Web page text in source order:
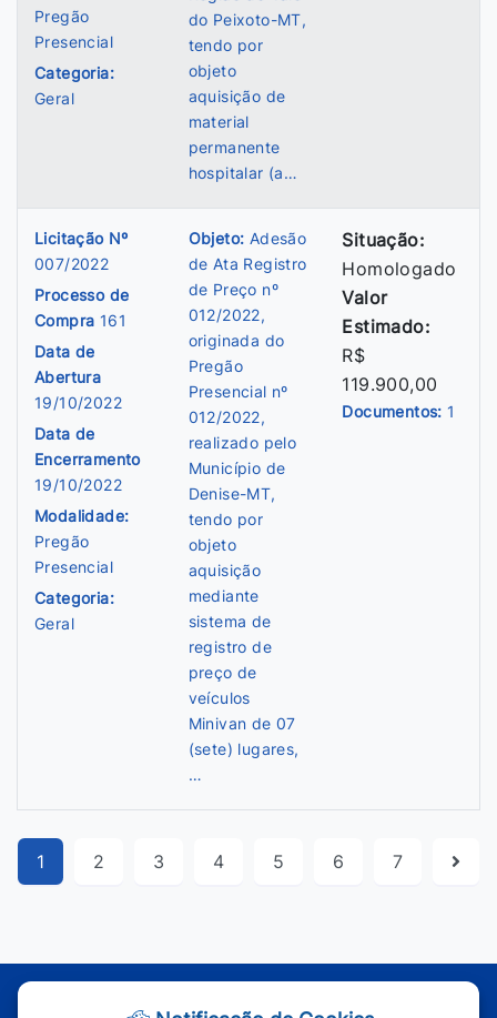
Pregão
Presencial
Categoria:
Geral
do Peixoto-MT,
tendo por
objeto
aquisição de
material
permanente
hospitalar (a…
Licitação Nº
007/2022
Processo de
Compra 161
Data de
Abertura
19/10/2022
Data de
Encerramento
19/10/2022
Modalidade:
Pregão
Presencial
Categoria:
Geral
Objeto: Adesão
de Ata Registro
de Preço nº
012/2022,
originada do
Pregão
Presencial nº
012/2022,
realizado pelo
Município de
Denise-MT,
tendo por
objeto
aquisição
mediante
sistema de
registro de
preço de
veículos
Minivan de 07
(sete) lugares,
…
Situação:
Homologado
Valor
Estimado:
R$
119.900,00
Documentos: 1
1 2 3 4 5 6 7
Atendimento - Segunda à Sexta | Das 7h às 11h e das 13h às 17h